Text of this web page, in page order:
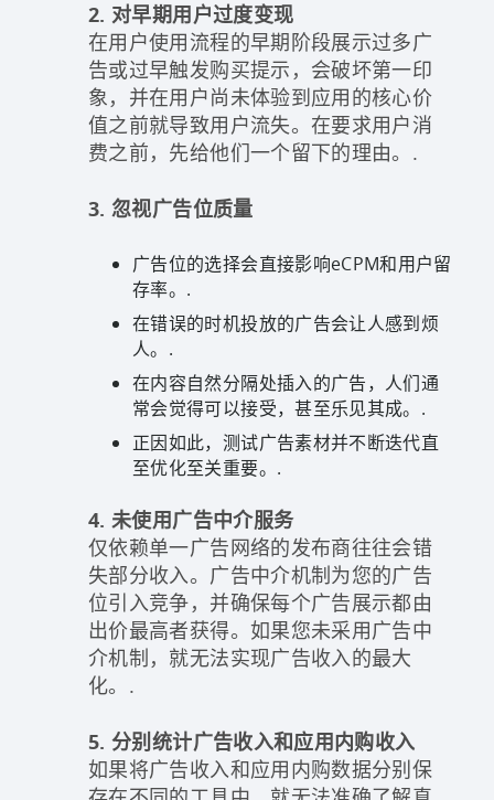
2. 对早期用户过度变现
在用户使用流程的早期阶段展示过多广
告或过早触发购买提示，会破坏第一印
象，并在用户尚未体验到应用的核心价
值之前就导致用户流失。在要求用户消
费之前，先给他们一个留下的理由。.
3. 忽视广告位质量
广告位的选择会直接影响eCPM和用户留
存率。.
在错误的时机投放的广告会让人感到烦
人。.
在内容自然分隔处插入的广告，人们通
常会觉得可以接受，甚至乐见其成。.
正因如此，测试广告素材并不断迭代直
至优化至关重要。.
4. 未使用广告中介服务
仅依赖单一广告网络的发布商往往会错
失部分收入。广告中介机制为您的广告
位引入竞争，并确保每个广告展示都由
出价最高者获得。如果您未采用广告中
介机制，就无法实现广告收入的最大
化。.
5. 分别统计广告收入和应用内购收入
如果将广告收入和应用内购数据分别保